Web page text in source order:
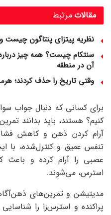
مرتبط مقالات
نظریه پیتزای پنتاگون چیست
سنتکام چیست؟ همه چیز
آن در منطقه
وقتی تاریخ را حذف کردند؛
برای کسانی که دنبال جواب
کنیم؟ هستند، باید بدانند
آرام کردن ذهن و کاهش
تنفس عمیق و کنترل‌شده، با
عصبی را آرام کرده و باعث
استرس، می‌شوند.
مدیتیشن و تمرین‌های
پراکنده و استرس‌زا را